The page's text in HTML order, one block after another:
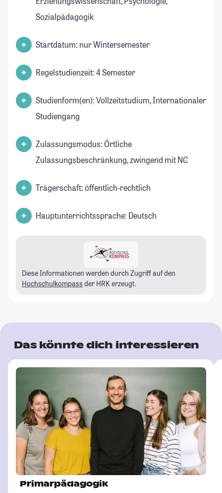
Sozialpädagogik
Startdatum: nur Wintersemester
Regelstudienzeit: 4 Semester
Studienform(en): Vollzeitstudium, Internationaler
Studiengang
Zulassungsmodus: Örtliche
Zulassungsbeschränkung, zwingend mit NC
Trägerschaft: öffentlich-rechtlich
Hauptunterrichtssprache: Deutsch
Diese Informationen werden durch Zugriff auf den
Hochschulkompass der HRK erzeugt.
Das könnte dich interessieren
Primarpädagogik